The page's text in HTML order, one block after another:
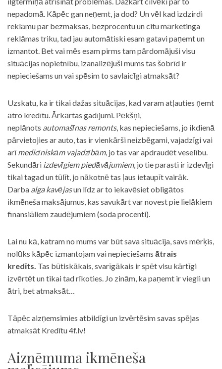
nepadomā. Kāpēc gan neņemt, ja dod? Un vēl kad izdzirdi
reklāmu par bezmaksas, bezprocentu un citu mārketinga
reklāmas triku, tad jau automātiski esam gatavi paņemt un
izmantot. Bet vai mēs esam pirms tam pārdomājuši visu
situācijas nopietnību, izanalizējuši mums tas šobrīd ir
nepieciešams un vai spēsim to savlaicīgi atmaksāt?
Uzskatu, ka ir tikai dažas situācijas, kad varam atļauties ņemt
ātro kredītu. Ārkārtas gadījumi. Pēkšņi,
neplānots automašīnas remonts, kas nepieciešams, jo ikdienā
pārvietojies ar auto, tas ir vienkārši neizbēgami, vajadzīgi vai
arīmedicīniskām vajadzībām, jo tas var apdraudēt veselību.
Sekundāri izdevīgiem piedāvājumiem, jo tie parasti ir izdevīgi
tikai tagad un tūlīt, jo nākotnē tas ļaus ietaupīt vairāk.
Darba alga kavējasun līdz ar to iekavēsiet obligātos
ikmēneša maksājumus, kas savukārt var novest pie lielākiem
finansiāliem zaudējumiem (soda procenti).
Lai nu kā, katram no mums var būt sava situācija, savs mērķis,
nolūks kāpēc izmantojam vai nepieciešams ātrais
kredīts. Tas būtiskākais, svarīgākais ir spēt visu kārtīgi
izvērtēt un tikai tad rīkoties. Jo zinām, ka paņemt ir viegli un
ātri, bet atmaksāt…
Tāpēc aizņemsimies atbildīgi un izvērtēsim savas spējas
atmaksāt Kredītu 4f.lv!
Aizņēmuma ikmēneša